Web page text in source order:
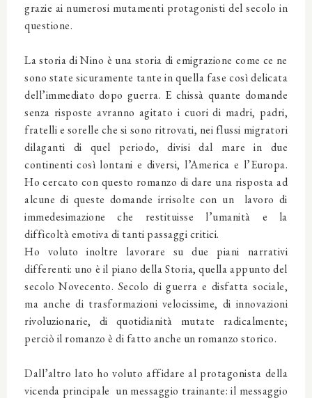
grazie ai numerosi mutamenti protagonisti del secolo in
questione.
La storia di Nino è una storia di emigrazione come ce ne
sono state sicuramente tante in quella fase così delicata
dell’immediato dopo guerra. E chissà quante domande
senza risposte avranno agitato i cuori di madri, padri,
fratelli e sorelle che si sono ritrovati, nei flussi migratori
dilaganti di quel periodo, divisi dal mare in due
continenti così lontani e diversi, l’America e l’Europa.
Ho cercato con questo romanzo di dare una risposta ad
alcune di queste domande irrisolte con un lavoro di
immedesimazione che restituisse l’umanità e la
difficoltà emotiva di tanti passaggi critici.
Ho voluto inoltre lavorare su due piani narrativi
differenti: uno è il piano della Storia, quella appunto del
secolo Novecento. Secolo di guerra e disfatta sociale,
ma anche di trasformazioni velocissime, di innovazioni
rivoluzionarie, di quotidianità mutate radicalmente;
perciò il romanzo è di fatto anche un romanzo storico.
Dall’altro lato ho voluto affidare al protagonista della
vicenda principale un messaggio trainante: il messaggio